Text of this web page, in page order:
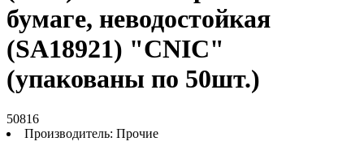
бумаге, неводостойкая
(SA18921) "CNIC"
(упакованы по 50шт.)
50816
Производитель: Прочие